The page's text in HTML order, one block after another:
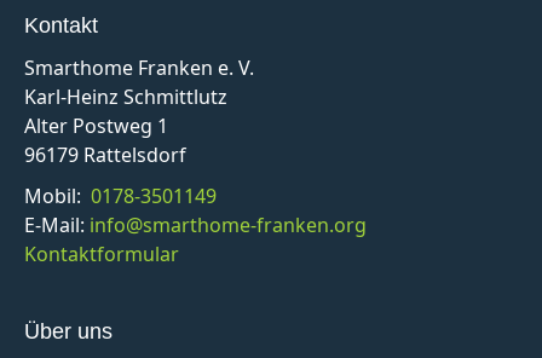
Kontakt
Smarthome Franken e. V.
Karl-Heinz Schmittlutz
Alter Postweg 1
96179 Rattelsdorf
Mobil: 0178-3501149
E-Mail: info@smarthome-franken.org
Kontaktformular
Über uns